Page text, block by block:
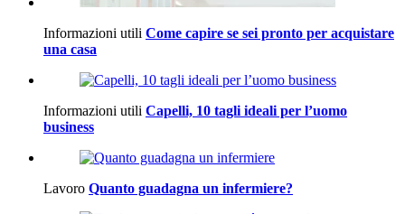
Informazioni utili Come capire se sei pronto per acquistare
una casa
Informazioni utili Capelli, 10 tagli ideali per l’uomo
business
Lavoro Quanto guadagna un infermiere?